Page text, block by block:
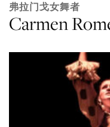
弗拉门戈女舞者
Carmen